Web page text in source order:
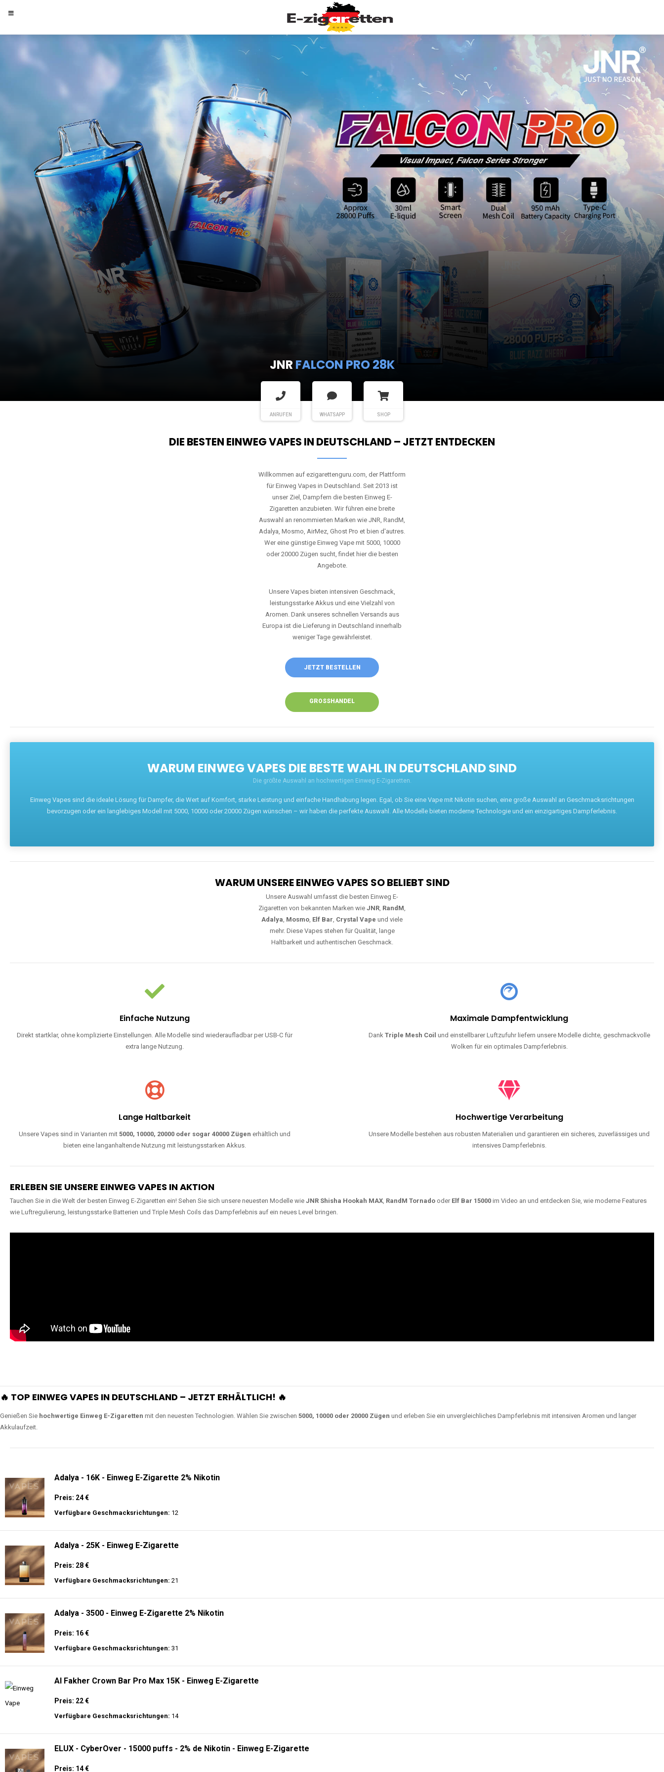
JNR FALCON PRO 28K
ANRUFEN WHATSAPP SHOP
DIE BESTEN EINWEG VAPES IN DEUTSCHLAND – JETZT ENTDECKEN
Willkommen auf ezigarettenguru.com, der Plattform
für Einweg Vapes in Deutschland. Seit 2013 ist
unser Ziel, Dampfern die besten Einweg E-
Zigaretten anzubieten. Wir führen eine breite
Auswahl an renommierten Marken wie JNR, RandM,
Adalya, Mosmo, AirMez, Ghost Pro et bien d'autres.
Wer eine günstige Einweg Vape mit 5000, 10000
oder 20000 Zügen sucht, findet hier die besten
Angebote.
Unsere Vapes bieten intensiven Geschmack,
leistungsstarke Akkus und eine Vielzahl von
Aromen. Dank unseres schnellen Versands aus
Europa ist die Lieferung in Deutschland innerhalb
weniger Tage gewährleistet.
JETZT BESTELLEN
GROSSHANDEL
WARUM EINWEG VAPES DIE BESTE WAHL IN DEUTSCHLAND SIND
Die größte Auswahl an hochwertigen Einweg E-Zigaretten.
Einweg Vapes sind die ideale Lösung für Dampfer, die Wert auf Komfort, starke Leistung und einfache Handhabung legen. Egal, ob Sie eine Vape mit Nikotin suchen, eine große Auswahl an Geschmacksrichtungen
bevorzugen oder ein langlebiges Modell mit 5000, 10000 oder 20000 Zügen wünschen – wir haben die perfekte Auswahl. Alle Modelle bieten moderne Technologie und ein einzigartiges Dampferlebnis.
WARUM UNSERE EINWEG VAPES SO BELIEBT SIND
Unsere Auswahl umfasst die besten Einweg E-
Zigaretten von bekannten Marken wie JNR, RandM,
Adalya, Mosmo, Elf Bar, Crystal Vape und viele
mehr. Diese Vapes stehen für Qualität, lange
Haltbarkeit und authentischen Geschmack.
Einfache Nutzung
Direkt startklar, ohne komplizierte Einstellungen. Alle Modelle sind wiederaufladbar per USB-C für
extra lange Nutzung.
Maximale Dampfentwicklung
Dank Triple Mesh Coil und einstellbarer Luftzufuhr liefern unsere Modelle dichte, geschmackvolle
Wolken für ein optimales Dampferlebnis.
Lange Haltbarkeit
Unsere Vapes sind in Varianten mit5000, 10000, 20000 oder sogar 40000 Zügen erhältlich und
bieten eine langanhaltende Nutzung mit leistungsstarken Akkus.
Hochwertige Verarbeitung
Unsere Modelle bestehen aus robusten Materialien und garantieren ein sicheres, zuverlässiges und
intensives Dampferlebnis.
ERLEBEN SIE UNSERE EINWEG VAPES IN AKTION
Tauchen Sie in die Welt der besten Einweg E-Zigaretten ein! Sehen Sie sich unsere neuesten Modelle wie JNR Shisha Hookah MAX, RandM Tornado oder Elf Bar 15000 im Video an und entdecken Sie, wie moderne Features
wie Luftregulierung, leistungsstarke Batterien und Triple Mesh Coils das Dampferlebnis auf ein neues Level bringen.
🔥 TOP EINWEG VAPES IN DEUTSCHLAND – JETZT ERHÄLTLICH! 🔥
Genießen Sie hochwertige Einweg E-Zigaretten mit den neuesten Technologien. Wählen Sie zwischen 5000, 10000 oder 20000 Zügen und erleben Sie ein unvergleichliches Dampferlebnis mit intensiven Aromen und langer
Akkulaufzeit.
Adalya - 16K - Einweg E-Zigarette 2% Nikotin
Preis: 24 €
Verfügbare Geschmacksrichtungen: 12
Adalya - 25K - Einweg E-Zigarette
Preis: 28 €
Verfügbare Geschmacksrichtungen: 21
Adalya - 3500 - Einweg E-Zigarette 2% Nikotin
Preis: 16 €
Verfügbare Geschmacksrichtungen: 31
Al Fakher Crown Bar Pro Max 15K - Einweg E-Zigarette
Preis: 22 €
Verfügbare Geschmacksrichtungen: 14
ELUX - CyberOver - 15000 puffs - 2% de Nikotin - Einweg E-Zigarette
Preis: 14 €